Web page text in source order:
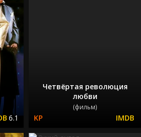
6.1
Четвёртая революция
любви
(фильм)